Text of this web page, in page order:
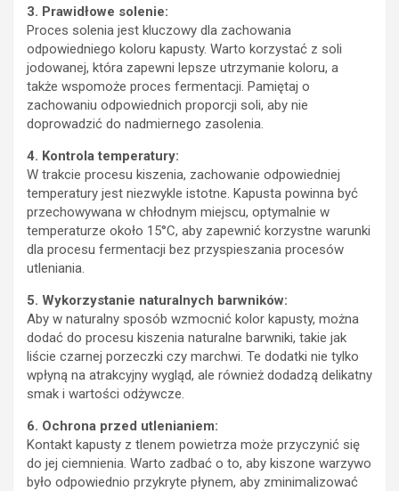
3. Prawidłowe solenie:
Proces solenia jest kluczowy dla zachowania
odpowiedniego koloru kapusty. Warto korzystać z soli
jodowanej, która zapewni lepsze utrzymanie koloru, a
także wspomoże proces fermentacji. Pamiętaj o
zachowaniu odpowiednich proporcji soli, aby nie
doprowadzić do nadmiernego zasolenia.
4. Kontrola temperatury:
W trakcie procesu kiszenia, zachowanie odpowiedniej
temperatury jest niezwykle istotne. Kapusta powinna być
przechowywana w chłodnym miejscu, optymalnie w
temperaturze około 15°C, aby zapewnić korzystne warunki
dla procesu fermentacji bez przyspieszania procesów
utleniania.
5. Wykorzystanie naturalnych barwników:
Aby w naturalny sposób wzmocnić kolor kapusty, można
dodać do procesu kiszenia naturalne barwniki, takie jak
liście czarnej porzeczki czy marchwi. Te dodatki nie tylko
wpłyną na atrakcyjny wygląd, ale również dodadzą delikatny
smak i wartości odżywcze.
6. Ochrona przed utlenianiem:
Kontakt kapusty z tlenem powietrza może przyczynić się
do jej ciemnienia. Warto zadbać o to, aby kiszone warzywo
było odpowiednio przykryte płynem, aby zminimalizować